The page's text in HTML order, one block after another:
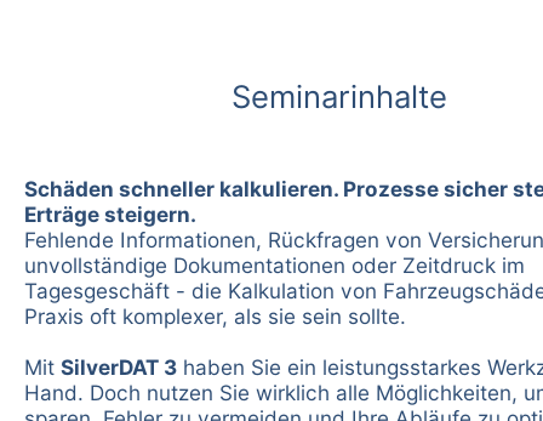
Seminarinhalte
Schäden schneller kalkulieren. Prozesse sicher
Erträge steigern.
Fehlende Informationen, Rückfragen von
unvollständige Dokumentationen oder Zeitdruck im
Tagesgeschäft - die Kalkulation von
Praxis oft komplexer, als sie sein sollte.
Mit SilverDAT 3 haben Sie ein leistungsstarkes
Hand. Doch nutzen Sie wirklich alle Möglichkeiten,